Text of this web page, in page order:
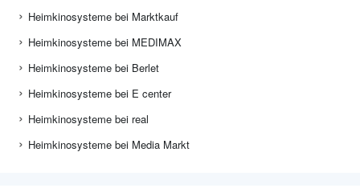
Heimkinosysteme bei Marktkauf
Heimkinosysteme bei MEDIMAX
Heimkinosysteme bei Berlet
Heimkinosysteme bei E center
Heimkinosysteme bei real
Heimkinosysteme bei Media Markt